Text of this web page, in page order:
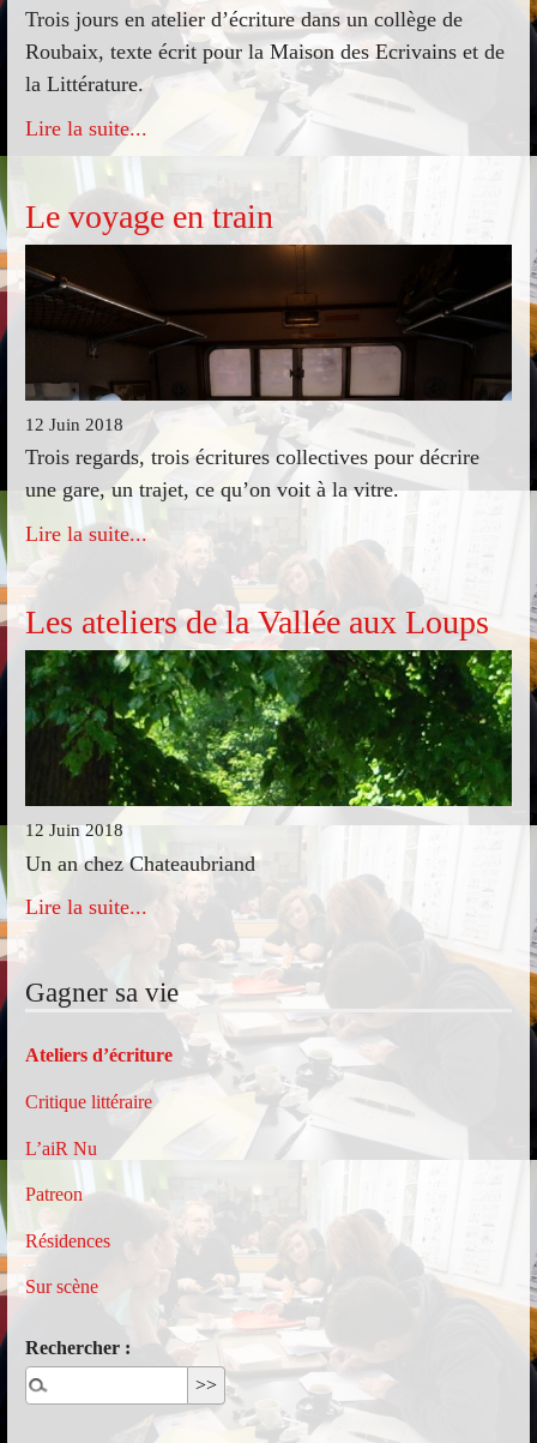
Trois jours en atelier d’écriture dans un collège de
Roubaix, texte écrit pour la Maison des Ecrivains et de
la Littérature.
Lire la suite...
Le voyage en train
12 Juin 2018
Trois regards, trois écritures collectives pour décrire
une gare, un trajet, ce qu’on voit à la vitre.
Lire la suite...
Les ateliers de la Vallée aux Loups
12 Juin 2018
Un an chez Chateaubriand
Lire la suite...
Gagner sa vie
Ateliers d’écriture
Critique littéraire
L’aiR Nu
Patreon
Résidences
Sur scène
Rechercher :